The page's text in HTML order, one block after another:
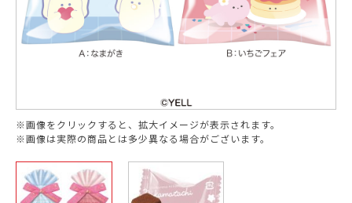
※画像をクリックすると、拡大イメージが表示されます。
※画像は実際の商品とは多少異なる場合がございます。